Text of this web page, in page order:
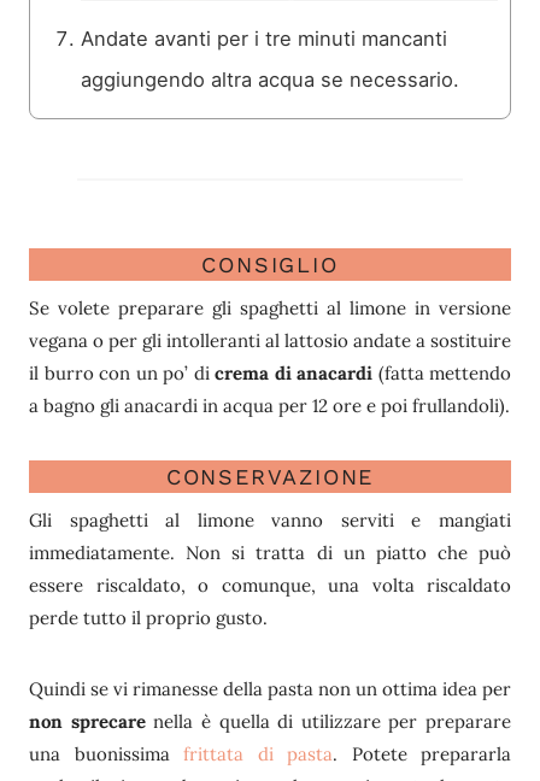
Andate avanti per i tre minuti mancanti
aggiungendo altra acqua se necessario.
CONSIGLIO
Se volete preparare gli spaghetti al limone in versione
vegana o per gli intolleranti al lattosio andate a sostituire
il burro con un po’ di crema di anacardi (fatta mettendo
a bagno gli anacardi in acqua per 12 ore e poi frullandoli).
CONSERVAZIONE
Gli spaghetti al limone vanno serviti e mangiati
immediatamente. Non si tratta di un piatto che può
essere riscaldato, o comunque, una volta riscaldato
perde tutto il proprio gusto.
Quindi se vi rimanesse della pasta non un ottima idea per
non sprecarenella è quella di utilizzare per preparare
una buonissima frittata di pasta. Potete prepararla